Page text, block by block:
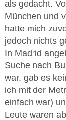
als gedacht.
München und
hatte mich
jedoch nichts
In Madrid
Suche nach
war, gab es
ich mit der
einfach war)
Leute waren